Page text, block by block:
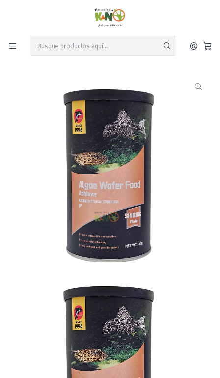
Despacho el mismo día y envío gratis por compras sobre $19.990
Leer más
Alimentos para peces de acuario
Tabletas peces de fondo Porpoise